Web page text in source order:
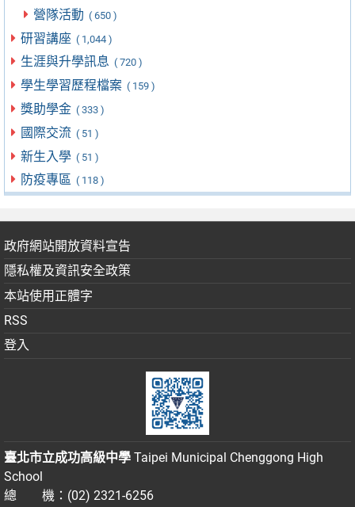
營隊活動 ( 650 )
研習講座 ( 1,044 )
生涯與升學訊息 ( 720 )
學生學習歷程檔案 ( 159 )
獎助學金 ( 333 )
國際交流 ( 51 )
新生入學 ( 51 )
防疫專區 ( 118 )
政府網站開放資料宣告
隱私權及資訊安全政策
本站使用正體字
RSS
登入
臺北市立成功高級中學 Taipei Municipal Chenggong High
School
總 機：(02) 2321-6256